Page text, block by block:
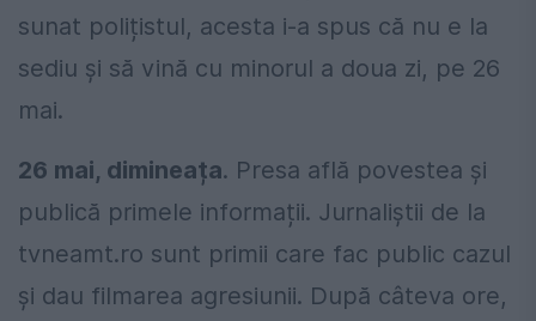
sunat polițistul, acesta i-a spus că nu e la
sediu și să vină cu minorul a doua zi, pe 26
mai.
26 mai, dimineața. Presa află povestea și
publică primele informații. Jurnaliștii de la
tvneamt.ro sunt primii care fac public cazul
și dau filmarea agresiunii. După câteva ore,